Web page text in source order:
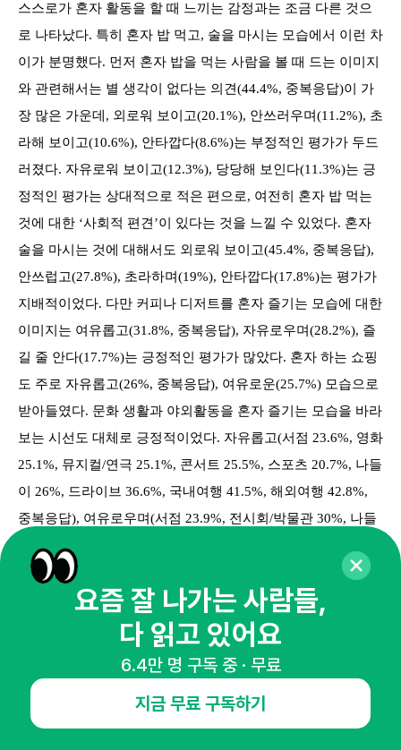
스스로가 혼자 활동을 할 때 느끼는 감정과는 조금 다른 것으
로 나타났다. 특히 혼자 밥 먹고, 술을 마시는 모습에서 이런 차
이가 분명했다. 먼저 혼자 밥을 먹는 사람을 볼 때 드는 이미지
와 관련해서는 별 생각이 없다는 의견(44.4%, 중복응답)이 가
장 많은 가운데, 외로워 보이고(20.1%), 안쓰러우며(11.2%), 초
라해 보이고(10.6%), 안타깝다(8.6%)는 부정적인 평가가 두드
러졌다. 자유로워 보이고(12.3%), 당당해 보인다(11.3%)는 긍
정적인 평가는 상대적으로 적은 편으로, 여전히 혼자 밥 먹는
것에 대한 ‘사회적 편견’이 있다는 것을 느낄 수 있었다. 혼자
술을 마시는 것에 대해서도 외로워 보이고(45.4%, 중복응답),
안쓰럽고(27.8%), 초라하며(19%), 안타깝다(17.8%)는 평가가
지배적이었다. 다만 커피나 디저트를 혼자 즐기는 모습에 대한
이미지는 여유롭고(31.8%, 중복응답), 자유로우며(28.2%), 즐
길 줄 안다(17.7%)는 긍정적인 평가가 많았다. 혼자 하는 쇼핑
도 주로 자유롭고(26%, 중복응답), 여유로운(25.7%) 모습으로
받아들였다. 문화 생활과 야외활동을 혼자 즐기는 모습을 바라
보는 시선도 대체로 긍정적이었다. 자유롭고(서점 23.6%, 영화
25.1%, 뮤지컬/연극 25.1%, 콘서트 25.5%, 스포츠 20.7%, 나들
이 26%, 드라이브 36.6%, 국내여행 41.5%, 해외여행 42.8%,
중복응답), 여유로우며(서점 23.9%, 전시회/박물관 30%, 나들
이 23.4%, 드라이브 30.6%), 즐길 줄 안다(영화 24.7%, 전시회/
박물관 26.6%, 뮤지컬/연극 30.5%, 콘서트 35%, 스포츠
31.3%, 국내여행 35.5%, 해외여행 35.1%)는 평가가 주를 이룬
것이다. 특히 혼자 해외여행을 가는 것에 대해서는 당당하고
(24.3%)는 긍정적인 이미지 일색이었다.
요즘 잘 나가는 사람들,
다 읽고 있어요
6.4만 명 구독 중 · 무료
지금 무료 구독하기